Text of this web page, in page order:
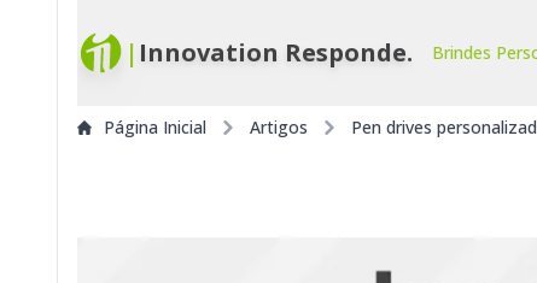
| Innovation Responde. Brindes
Página Inicial Artigos Pen drives